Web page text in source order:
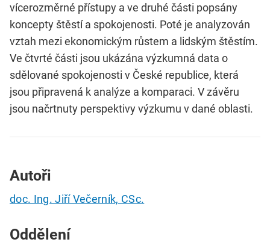
vícerozměrné přístupy a ve druhé části popsány
koncepty štěstí a spokojenosti. Poté je analyzován
vztah mezi ekonomickým růstem a lidským štěstím.
Ve čtvrté části jsou ukázána výzkumná data o
sdělované spokojenosti v České republice, která
jsou připravená k analýze a komparaci. V závěru
jsou načrtnuty perspektivy výzkumu v dané oblasti.
Autoři
doc. Ing. Jiří Večerník, CSc.
Oddělení